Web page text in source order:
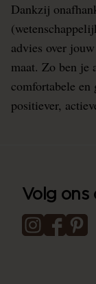
Dankzij
advies over
maat. Zo ben je
comfortabele en
positiever,
Volg ons